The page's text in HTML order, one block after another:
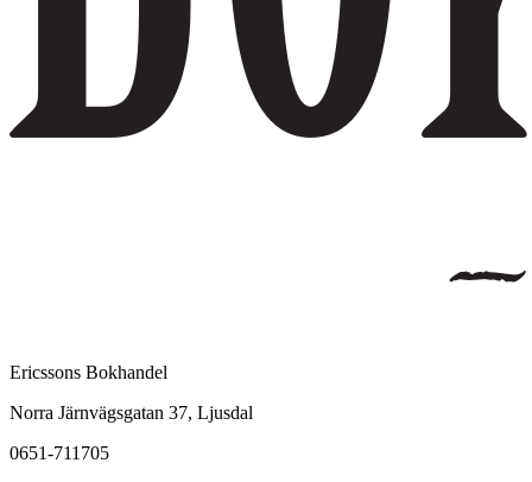
Ericssons Bokhandel
Norra Järnvägsgatan 37, Ljusdal
0651-711705